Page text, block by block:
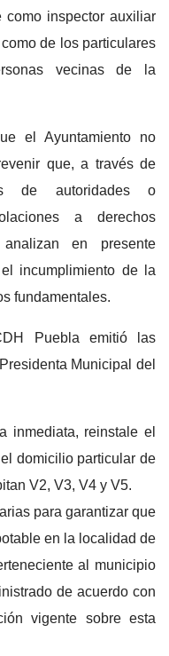
como inspector auxiliar
de los particulares
vecinas de la
el Ayuntamiento no
que, a través de
de autoridades o
a derechos
en presente
incumplimiento de la
fundamentales.
Puebla emitió las
Municipal del
inmediata, reinstale el
domicilio particular de
V2, V3, V4 y V5.
para garantizar que
en la localidad de
al municipio
de acuerdo con
vigente sobre esta